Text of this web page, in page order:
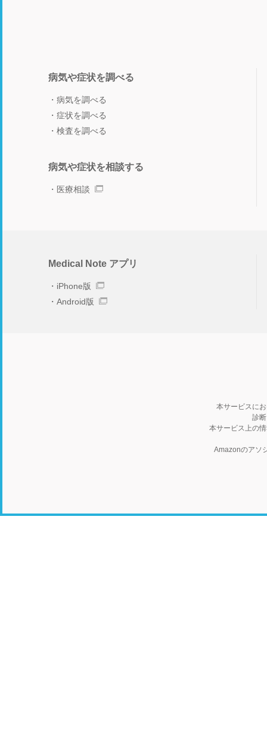
病気や症状を調べる
病気を調べる
症状を調べる
検査を調べる
病気や症状を相談する
医療相談
Medical Note アプリ
iPhone版
Android版
本サービスに
診
本サービス上の
Amazonのアソ